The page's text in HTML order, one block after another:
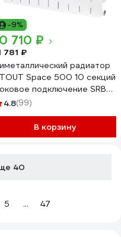
-9%
710 ₽
781 ₽
радиатор
Space 500 10 секций
подключение SRB-
050010
4.8(99)
В корзину
40
5 ... 47